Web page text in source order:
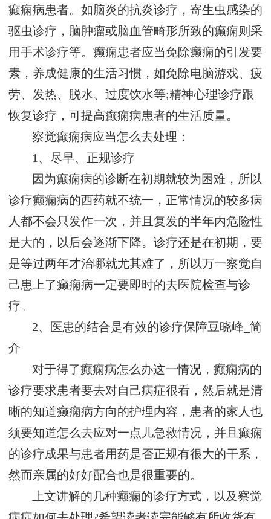
癫痫病患者。如脑炎的抗炎诊疗，寄生虫感染的
驱虫诊疗，脑肿瘤或脑血管畸形所致的癫痫则采
用手术诊疗等。癫痫患者应当免除癫痫的引发要
素，养成健康的生活习惯，如免除电脑游戏、疲
劳、发热、脱水、过度饮水等;精神心理诊疗跟
恢复诊疗，可提高癫痫病患者的生活质量。
察觉癫痫病应当怎么去处理：
1、尽早、正规诊疗
因为癫痫病的诊断在初期就较为困难，所以
诊疗癫痫病的西药就不统一，正常情况的较多病
人都不会只发作一次，并且复发的半年内危险性
是大的，以后会逐渐下降。诊疗还是在初期，要
是等过两年才治哪就尤其难了，所以万一察觉自
己患上了癫痫病一定要即时的去医院检查与诊
疗。
2、医患的结合是有效的诊疗保障豆晓峰_简
介
对于得了癫痫病怎么办这一情况，癫痫病的
诊疗要求患者要去对自己病症很看，然后就是清
晰的知道癫痫病方向的护理内容，患者的家人也
须要知道怎么去应对一点儿急救情况，并且癫痫
的诊疗成果与患者用药是否正规有很大的干系，
然而亲属的好好配合也是很重要的。
上文讲解的几种癫痫的诊疗方式，以及察觉